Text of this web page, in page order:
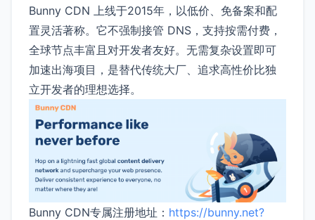
Bunny CDN 上线于2015年，以低价、免备案和配
置灵活著称。它不强制接管 DNS，支持按需付费，
全球节点丰富且对开发者友好。无需复杂设置即可
加速出海项目，是替代传统大厂、追求高性价比独
立开发者的理想选择。
Bunny CDN专属注册地址： https://bunny.net?